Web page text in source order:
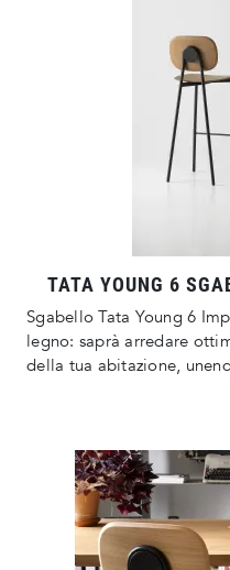
TATA YOUNG 6
Sgabello Tata Young 6
legno: saprà arredare
della tua abitazione,